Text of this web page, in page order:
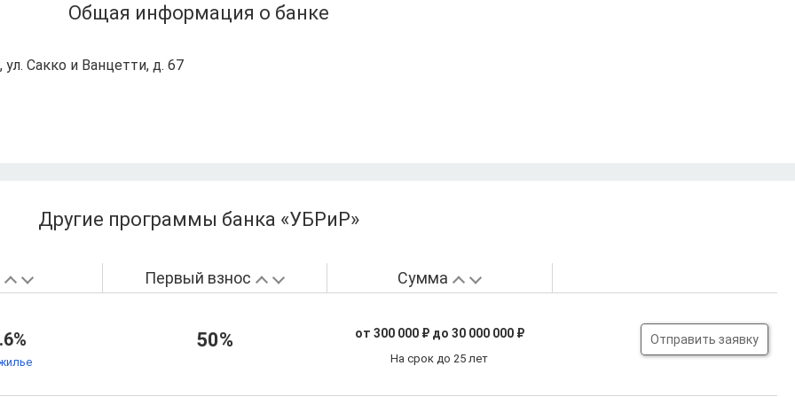
Общая информация о банке
ул. Сакко и Ванцетти, д. 67
Другие программы банка «УБРиР»
Первый взнос Сумма
50% от 300 000 ₽ до 30 000 000 ₽
На срок до 25 лет
Отправить заявку